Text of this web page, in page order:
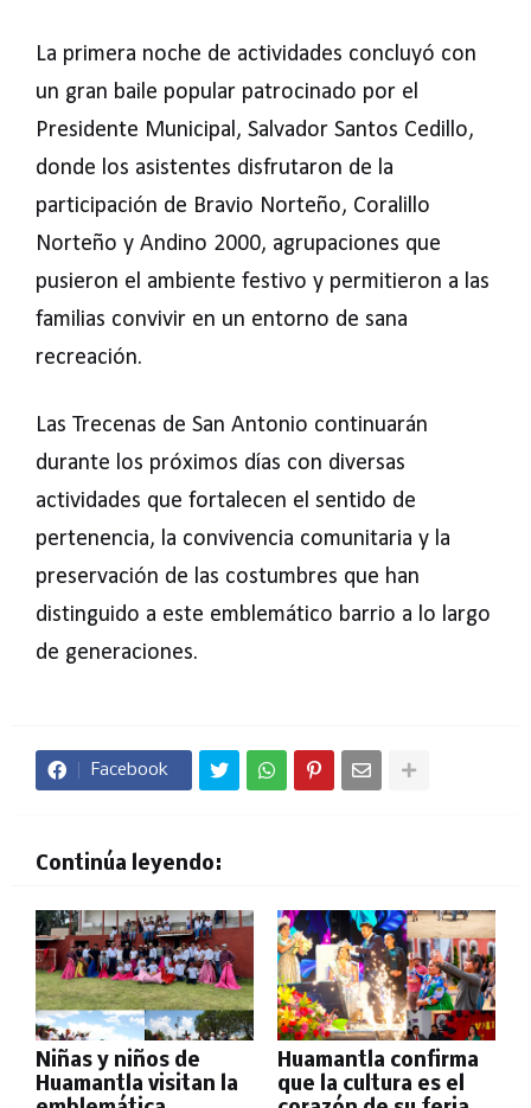
La primera noche de actividades concluyó con
un gran baile popular patrocinado por el
Presidente Municipal, Salvador Santos Cedillo,
donde los asistentes disfrutaron de la
participación de Bravio Norteño, Coralillo
Norteño y Andino 2000, agrupaciones que
pusieron el ambiente festivo y permitieron a las
familias convivir en un entorno de sana
recreación.
Las Trecenas de San Antonio continuarán
durante los próximos días con diversas
actividades que fortalecen el sentido de
pertenencia, la convivencia comunitaria y la
preservación de las costumbres que han
distinguido a este emblemático barrio a lo largo
de generaciones.
Facebook
Continúa leyendo:
Niñas y niños de
Huamantla visitan la
Huamantla confirma
que la cultura es el